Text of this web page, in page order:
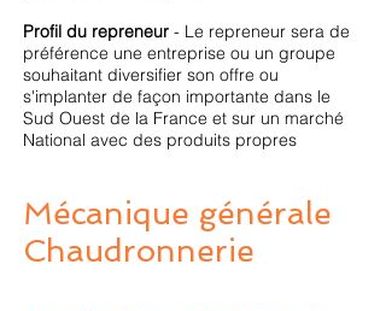
Profil du repreneur - Le repreneur sera de
préférence une entreprise ou un groupe
souhaitant diversifier son offre ou
s'implanter de façon importante dans le
Sud Ouest de la France et sur un marché
National avec des produits propres
Mécanique générale
Chaudronnerie